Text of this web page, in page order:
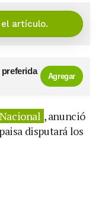
artículo.
Agregar
, anunció
disputará los